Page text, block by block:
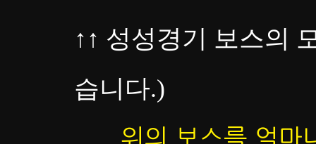
↑ ↑ 성성경기 보스의
습니다.)
위의 보스를 얼마